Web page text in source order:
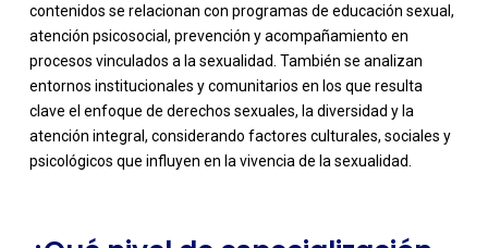
contenidos se relacionan con programas de educación sexual,
atención psicosocial, prevención y acompañamiento en
procesos vinculados a la sexualidad. También se analizan
entornos institucionales y comunitarios en los que resulta
clave el enfoque de derechos sexuales, la diversidad y la
atención integral, considerando factores culturales, sociales y
psicológicos que influyen en la vivencia de la sexualidad.
-